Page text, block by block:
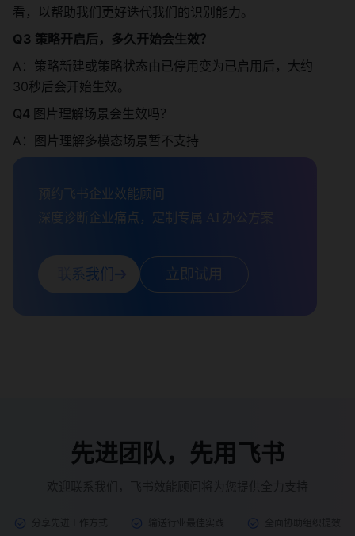
看，以帮助我们更好迭代我们的识别能力。
Q3 策略开启后，多久开始会生效？
A：策略新建或策略状态由已停用变为已启用后，大约
30秒后会开始生效。
Q4 图片理解场景会生效吗？
A：图片理解多模态场景暂不支持
预约飞书企业效能顾问
深度诊断企业痛点，定制专属 AI 办公方案
联系我们 立即试用
先进团队，先用飞书